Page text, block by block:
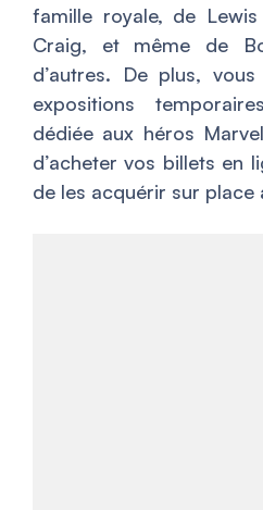
famille royale, de
Craig, et même de
d’autres. De plus,
expositions
dédiée aux héros
d’acheter vos billets en
de les acquérir sur place